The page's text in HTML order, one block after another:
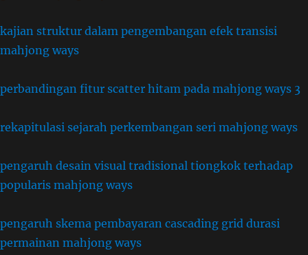
kajian struktur dalam pengembangan efek transisi
mahjong ways
perbandingan fitur scatter hitam pada mahjong ways 3
rekapitulasi sejarah perkembangan seri mahjong ways
pengaruh desain visual tradisional tiongkok terhadap
popularis mahjong ways
pengaruh skema pembayaran cascading grid durasi
permainan mahjong ways